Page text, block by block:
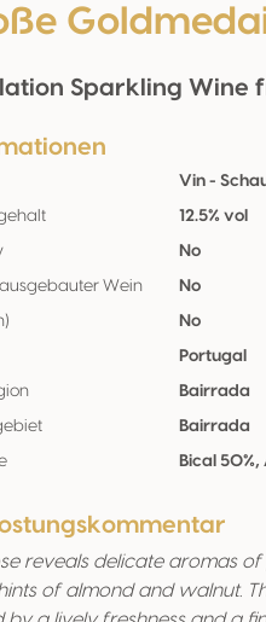
Sparkling Wine
Vin -
12.5% vol
No
ausgebauter Wein No
No
Portugal
Bairrada
Bairrada
Bical
reveals delicate aromas
of almond and walnut.